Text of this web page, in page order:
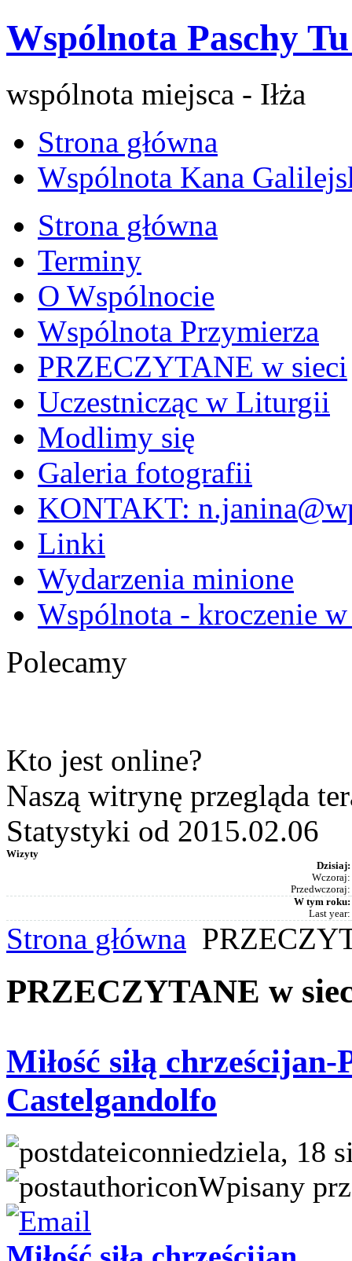
Wspólnota Paschy
wspólnota miejsca - Iłża
Strona główna
Wspólnota Kana
Strona główna
Terminy
O Wspólnocie
Wspólnota Przymierza
PRZECZYTANE w sieci
Uczestnicząc w Liturgii
Modlimy się
Galeria fotografii
KONTAKT:
Linki
Wydarzenia minione
Wspólnota - kroczenie w
Polecamy
Kto jest online?
Naszą witrynę przegląda
Statystyki od 2015.02.06
Wizyty
Dzisiaj:
Wczoraj:
Przedwczoraj:
W tym roku:
Last year:
Strona główna
PRZECZYTANE w
Miłość siłą
Castelgandolfo
niedziela, 18
Wpisany